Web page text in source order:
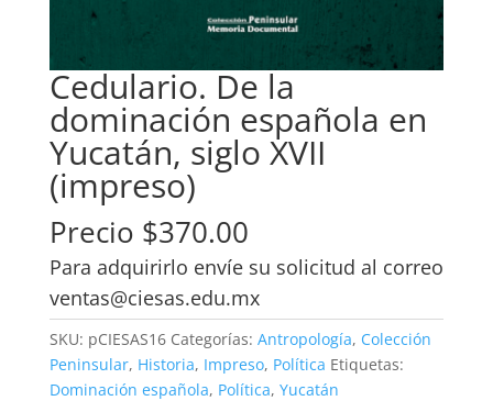
Cedulario. De la
dominación española en
Yucatán, siglo XVII
(impreso)
Precio $370.00
Para adquirirlo envíe su solicitud al correo
ventas@ciesas.edu.mx
SKU: pCIESAS16 Categorías: Antropología, Colección
Peninsular, Historia, Impreso, Política Etiquetas:
Dominación española, Política, Yucatán